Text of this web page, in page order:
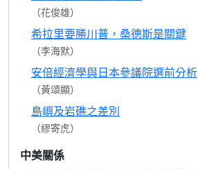
（花俊雄）
希拉里要勝川普，桑德斯是關鍵
（李海默）
安倍經濟學與日本參議院選前分析
（黃頌顯）
島嶼及岩礁之差別
（繆寄虎）
中美關係